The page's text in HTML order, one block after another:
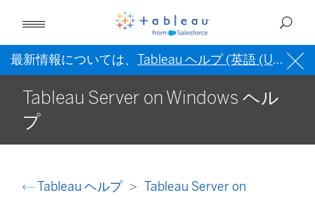
最新情報については、 Tableau ヘルプ (英語 (US)) を
Tableau Server on Windows ヘル
プ
Tableau ヘルプ
Tableau Server on